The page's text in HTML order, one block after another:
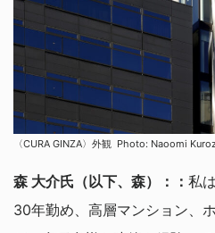
〈CURA GINZA〉外観 Photo: Naoomi
森 大介氏（以下、森）：： 私
30年勤め、高層マンション、